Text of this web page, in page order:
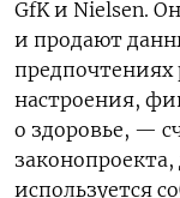
GfK и Nielsen.
и продают
настроения,
о здоровье, —
используется